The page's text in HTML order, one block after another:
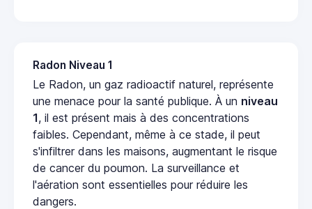
Radon Niveau 1
Le Radon, un gaz radioactif naturel, représente
une menace pour la santé publique. À un niveau
1, il est présent mais à des concentrations
faibles. Cependant, même à ce stade, il peut
s'infiltrer dans les maisons, augmentant le risque
de cancer du poumon. La surveillance et
l'aération sont essentielles pour réduire les
dangers.